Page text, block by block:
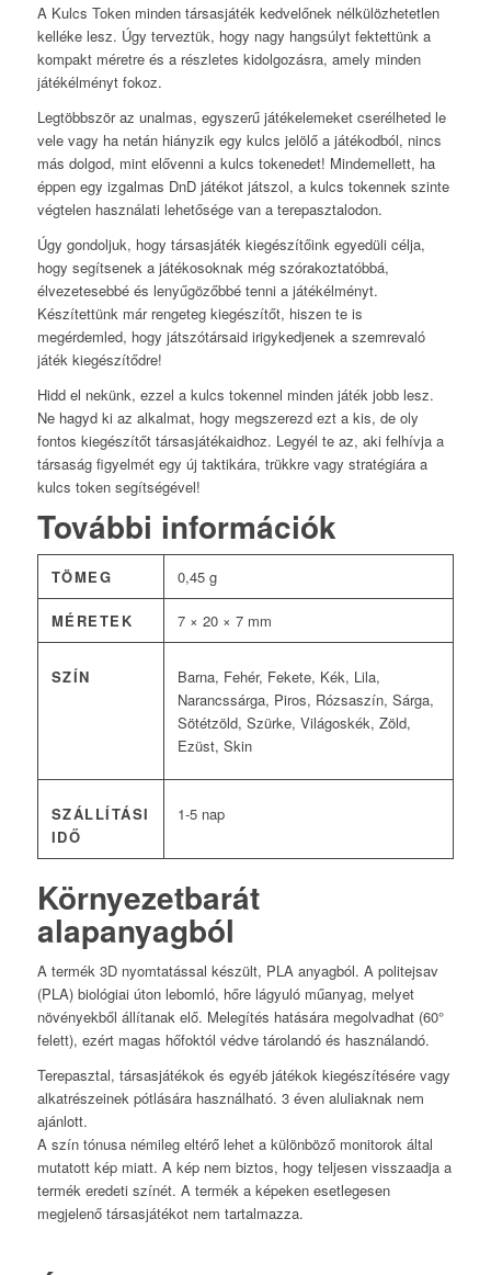
A Kulcs Token minden társasjáték kedvelőnek nélkülözhetetlen
kelléke lesz. Úgy terveztük, hogy nagy hangsúlyt fektettünk a
kompakt méretre és a részletes kidolgozásra, amely minden
játékélményt fokoz.
Legtöbbször az unalmas, egyszerű játékelemeket cserélheted le
vele vagy ha netán hiányzik egy kulcs jelölő a játékodból, nincs
más dolgod, mint elővenni a kulcs tokenedet! Mindemellett, ha
éppen egy izgalmas DnD játékot játszol, a kulcs tokennek szinte
végtelen használati lehetősége van a terepasztalodon.
Úgy gondoljuk, hogy társasjáték kiegészítőink egyedüli célja,
hogy segítsenek a játékosoknak még szórakoztatóbbá,
élvezetesebbé és lenyűgözőbbé tenni a játékélményt.
Készítettünk már rengeteg kiegészítőt, hiszen te is
megérdemled, hogy játszótársaid irigykedjenek a szemrevaló
játék kiegészítődre!
Hidd el nekünk, ezzel a kulcs tokennel minden játék jobb lesz.
Ne hagyd ki az alkalmat, hogy megszerezd ezt a kis, de oly
fontos kiegészítőt társasjátékaidhoz. Legyél te az, aki felhívja a
társaság figyelmét egy új taktikára, trükkre vagy stratégiára a
kulcs token segítségével!
További információk
TÖMEG 0,45 g
MÉRETEK 7 × 20 × 7 mm
SZÍN
Barna, Fehér, Fekete, Kék, Lila,
Narancssárga, Piros, Rózsaszín, Sárga,
Sötétzöld, Szürke, Világoskék, Zöld,
Ezüst, Skin
SZÁLLÍTÁSI
IDŐ
1-5 nap
Környezetbarát
alapanyagból
A termék 3D nyomtatással készült, PLA anyagból. A politejsav
(PLA) biológiai úton lebomló, hőre lágyuló műanyag, melyet
növényekből állítanak elő. Melegítés hatására megolvadhat (60°
felett), ezért magas hőfoktól védve tárolandó és használandó.
Terepasztal, társasjátékok és egyéb játékok kiegészítésére vagy
alkatrészeinek pótlására használható. 3 éven aluliaknak nem
ajánlott.
A szín tónusa némileg eltérő lehet a különböző monitorok által
mutatott kép miatt. A kép nem biztos, hogy teljesen visszaadja a
termék eredeti színét. A termék a képeken esetlegesen
megjelenő társasjátékot nem tartalmazza.